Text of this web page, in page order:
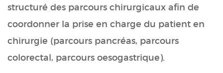
structuré des parcours chirurgicaux afin de
coordonner la prise en charge du patient en
chirurgie (parcours pancréas, parcours
colorectal, parcours oesogastrique).